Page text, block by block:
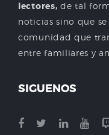
lectores, de tal
noticias sino que
comunidad que
entre familiares y
SIGUENOS